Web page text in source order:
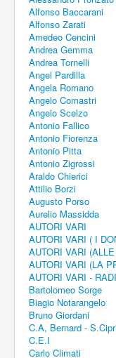
Alfonso Baccarani
Alfonso Zarati
Amedeo Cencini
Andrea Gemma
Andrea Tornelli
Angel Pardilla
Angela Romano
Angelo Comastri
Angelo Scelzo
Antonio Fallico
Antonio Fiorenza
Antonio Pitta
Antonio Zigrossi
Araldo Chierici
Attilio Borzi
Augusto Porso
Aurelio Massidda
AUTORI VARI
AUTORI VARI ( I
AUTORI VARI
AUTORI VARI (LA
AUTORI VARI -
Bartolomeo Sorge
Biagio Notarangelo
Bruno Giordani
C.A, Bernard -
C.E.I
Carlo Climati